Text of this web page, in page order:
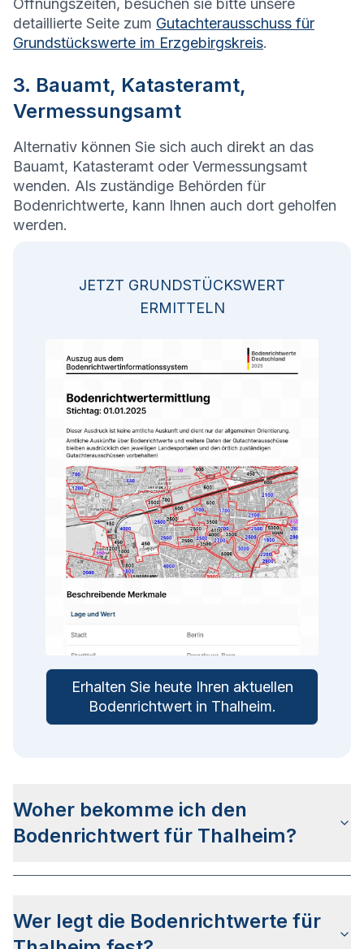
Öffnungszeiten, besuchen sie bitte unsere
detaillierte Seite zum Gutachterausschuss für
Grundstückswerte im Erzgebirgskreis.
3. Bauamt, Katasteramt,
Vermessungsamt
Alternativ können Sie sich auch direkt an das
Bauamt, Katasteramt oder Vermessungsamt
wenden. Als zuständige Behörden für
Bodenrichtwerte, kann Ihnen auch dort geholfen
werden.
JETZT GRUNDSTÜCKSWERT
ERMITTELN
Erhalten Sie heute Ihren aktuellen
Bodenrichtwert in Thalheim.
Woher bekomme ich den
Bodenrichtwert für Thalheim?
Stadtteilseiten. Alternativ können Sie bei BORIS
Sachsennach Ihrer Adresse suchen bzw. beim
Wer legt die Bodenrichtwerte für